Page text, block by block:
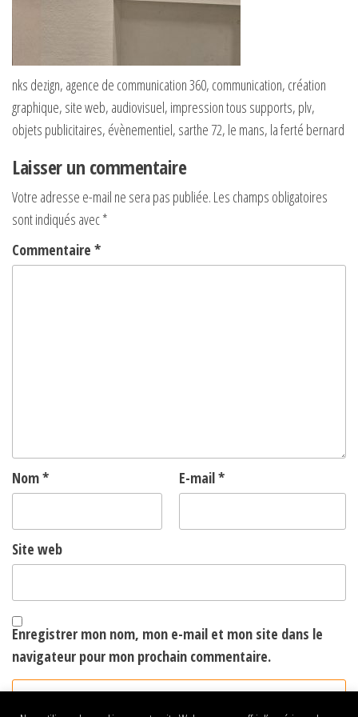
nks dezign, agence de communication 360, communication, création
graphique, site web, audiovisuel, impression tous supports, plv,
objets publicitaires, évènementiel, sarthe 72, le mans, la ferté bernard
Laisser un commentaire
Votre adresse e-mail ne sera pas publiée. Les champs obligatoires
sont indiqués avec*
Commentaire *
Nom* E-mail*
Site web
Enregistrer mon nom, mon e-mail et mon site dans le
navigateur pour mon prochain commentaire.